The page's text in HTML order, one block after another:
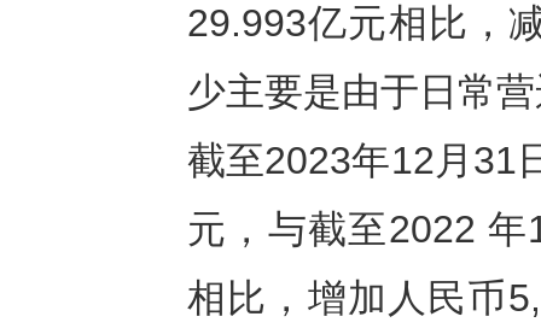
29.993亿元相比，
少主要是由于日常
截至2023年12月31
元，与截至2022
相比，增加人民币